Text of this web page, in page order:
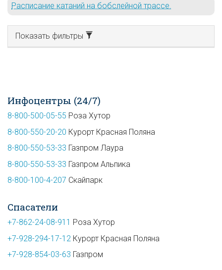
Расписание катаний на бобслейной трассе.
Показать фильтры
Инфоцентры (24/7)
8-800-500-05-55 Роза Хутор
8-800-550-20-20 Курорт Красная Поляна
8-800-550-53-33 Газпром Лаура
8-800-550-53-33 Газпром Альпика
8-800-100-4-207 Скайпарк
Спасатели
+7-862-24-08-911 Роза Хутор
+7-928-294-17-12 Курорт Красная Поляна
+7-928-854-03-63 Газпром